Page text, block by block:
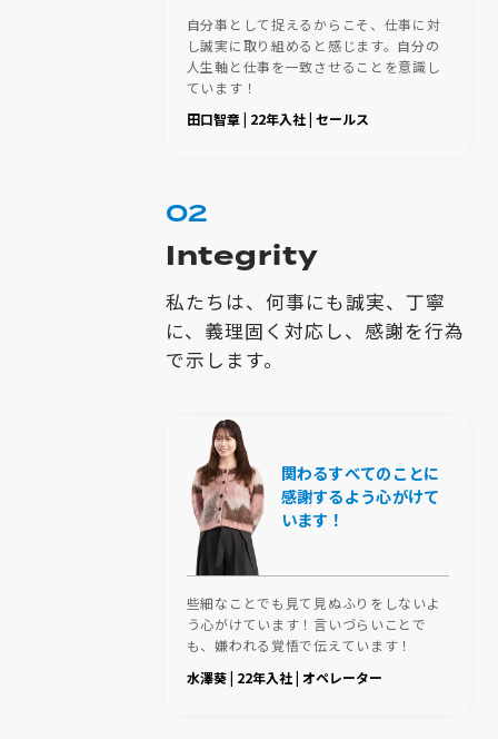
自分事として捉えるからこそ、仕事に対
し誠実に取り組めると感じます。自分の
人生軸と仕事を一致させることを意識し
ています！
田口智章 | 22年入社 | セールス
02
Integrity
私たちは、何事にも誠実、丁寧
に、義理固く対応し、感謝を行為
で示します。
関わるすべてのことに
感謝するよう心がけて
います！
些細なことでも見て見ぬふりをしないよ
う心がけています！言いづらいことで
も、嫌われる覚悟で伝えています！
水澤葵 | 22年入社 | オペレーター